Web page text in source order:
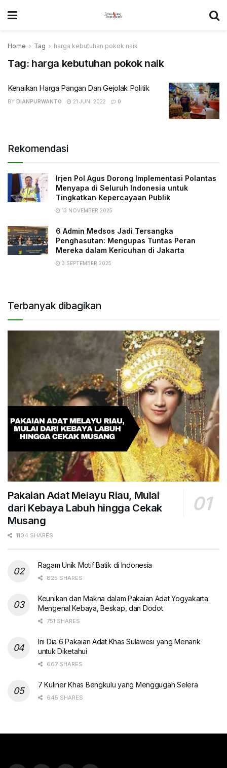
Home Tag harga kebutuhan pokok naik
Tag: harga kebutuhan pokok naik
Kenaikan Harga Pangan Dan Gejolak Politik
BY DIANPURWANTO 21 JUNI 2022 0
Rekomendasi
Irjen Pol Agus Dorong Implementasi Polantas
Menyapa di Seluruh Indonesia untuk
Tingkatkan Kepercayaan Publik
13 NOVEMBER 2025
6 Admin Medsos Jadi Tersangka
Penghasutan: Mengupas Tuntas Peran
Mereka dalam Kericuhan di Jakarta
3 SEPTEMBER 2025
Terbanyak dibagikan
Pakaian Adat Melayu Riau, Mulai
dari Kebaya Labuh hingga Cekak
Musang
1104 SHARES
Ragam Unik Motif Batik di Indonesia
825 SHARES
Keunikan dan Makna dalam Pakaian Adat Yogyakarta:
Mengenal Kebaya, Beskap, dan Dodot
751 SHARES
Ini Dia 6 Pakaian Adat Khas Sulawesi yang Menarik
untuk Diketahui
667 SHARES
7 Kuliner Khas Bengkulu yang Menggugah Selera
645 SHARES